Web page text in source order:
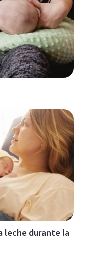
leche durante la